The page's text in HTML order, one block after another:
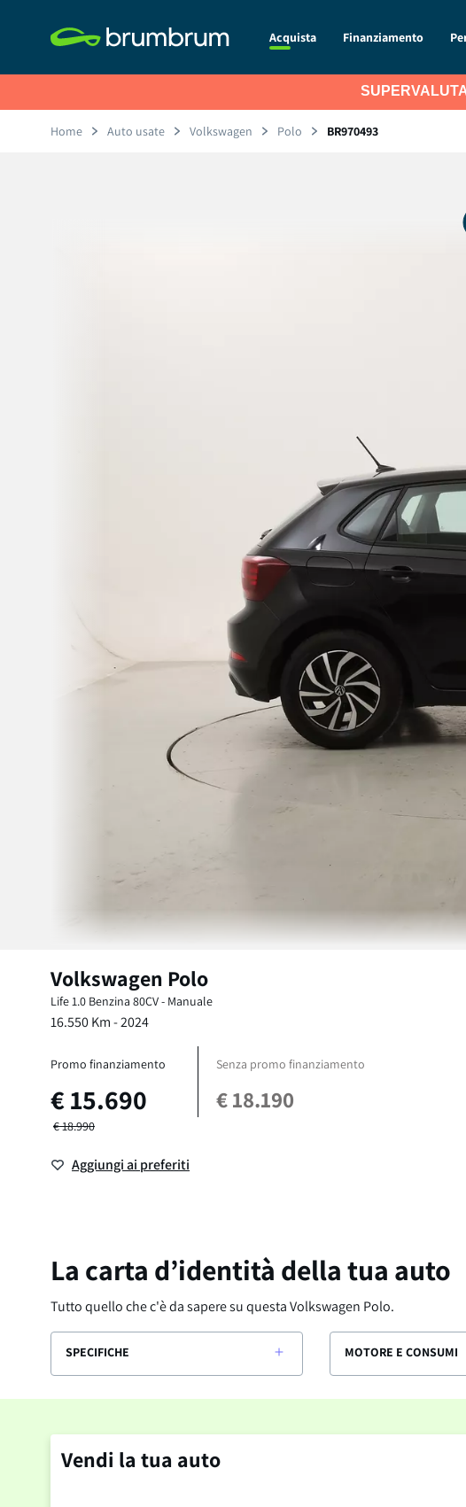
Acquista Finanziamento
Home Auto usate Volkswagen Polo BR970493
Volkswagen Polo
Life1.0 Benzina 80CV- Manuale
16.550Km -2024
Promo finanziamento
€15.690
Senza promo finanziamento
€18.190
€18.990
Aggiungi ai preferiti
La carta d’identità della tua auto
Tutto quello che c'è da sapere su questaVolkswagen Polo.
SPECIFICHE MOTORE E CONSUMI
Vendi la tua auto